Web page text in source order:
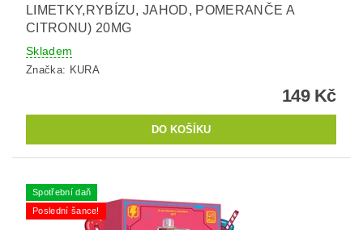
LIMETKY,RYBÍZU, JAHOD, POMERANČE A
CITRONU) 20MG
Skladem
Značka: KURA
149 Kč
Spotřební daň
Poslední šance!